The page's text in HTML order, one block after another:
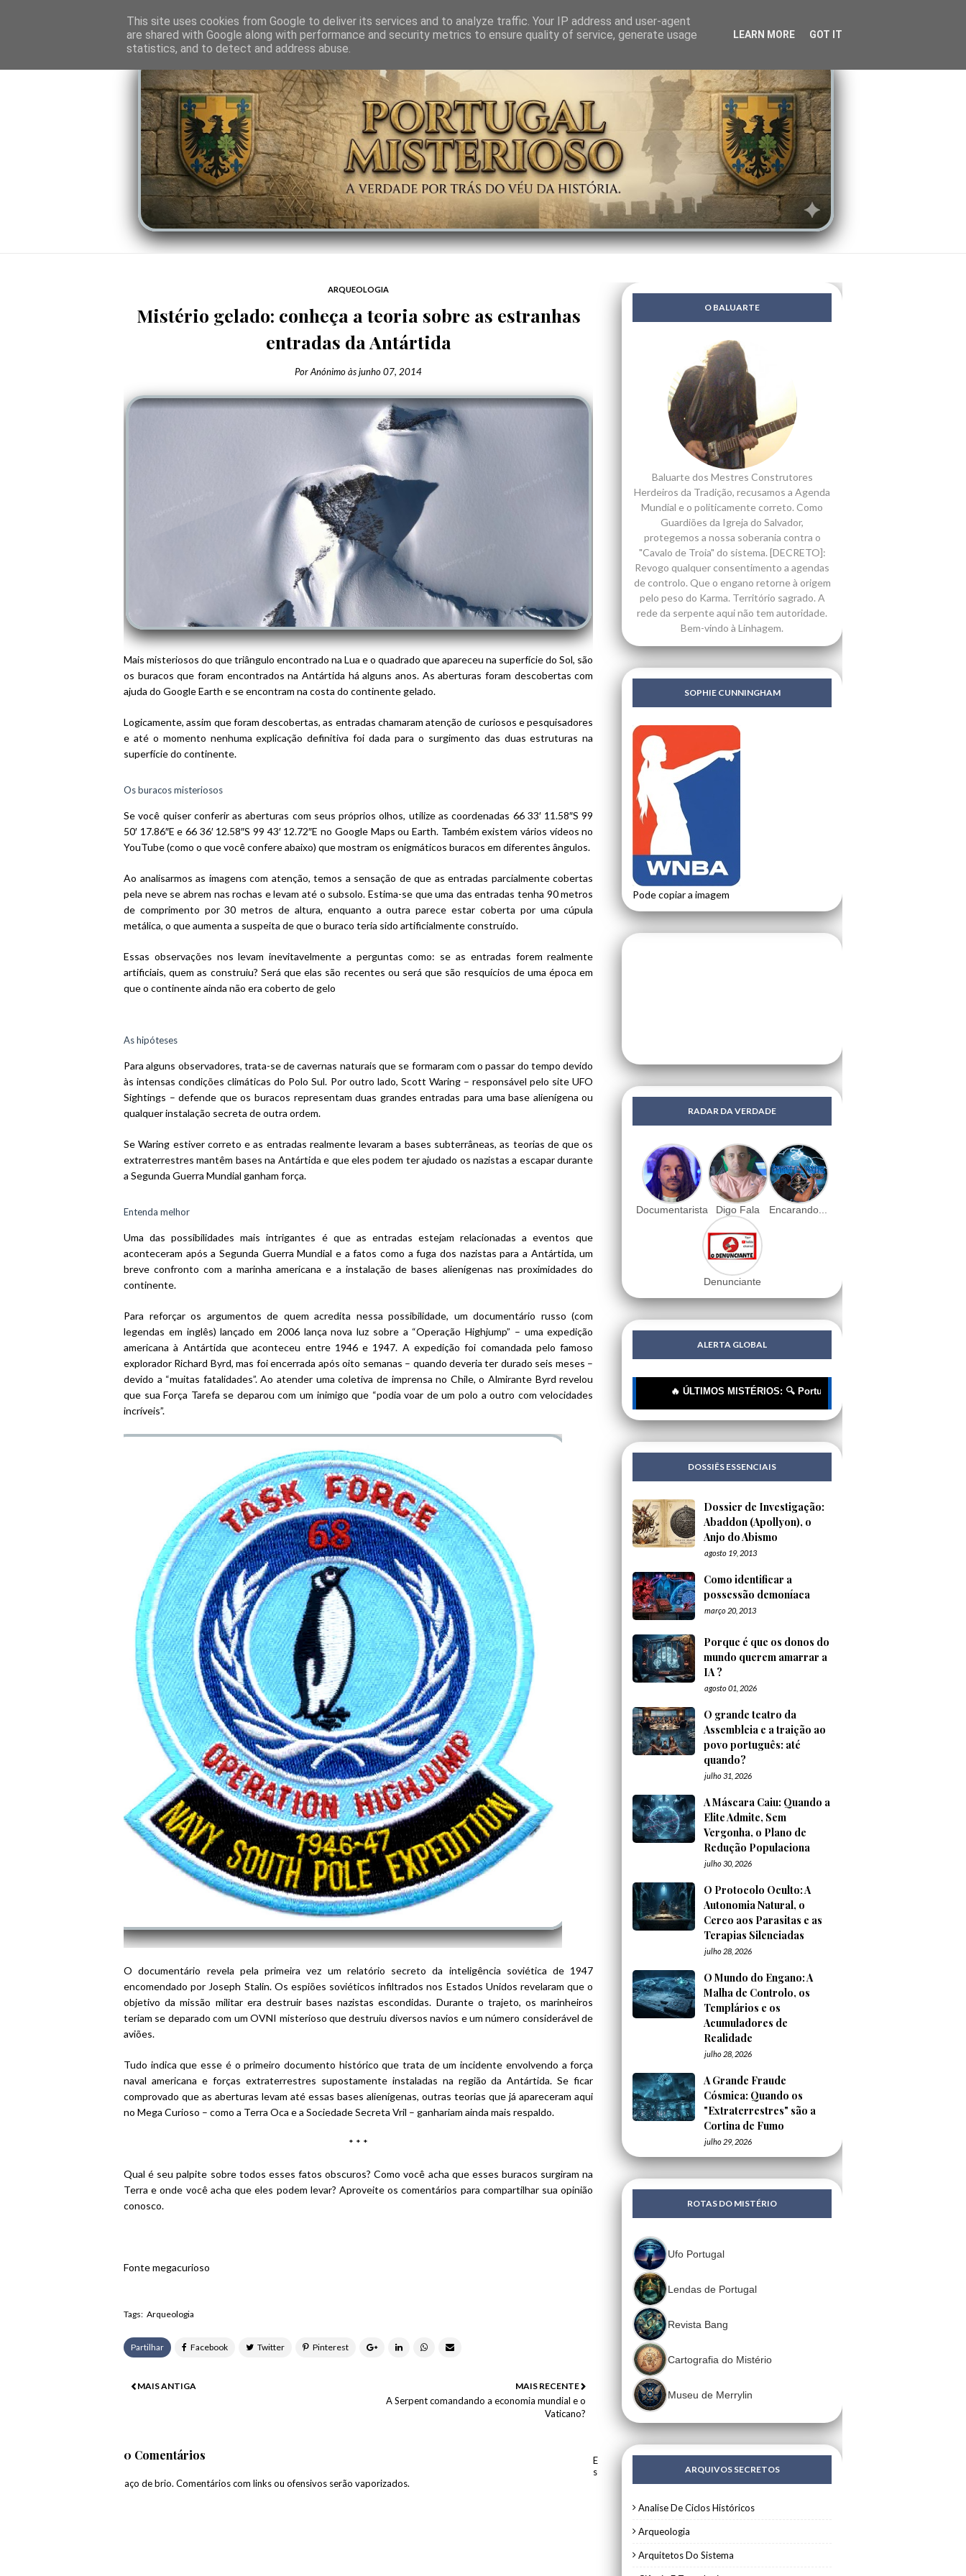
O PORTAL SOMBRAS DO PODER LINHAGEM SABEDORIA CIÊNCIA DO INVISÍVEL CONTRA-PODER ANJOS LENDAS
ARQUEOLOGIA
Mistério gelado: conheça a teoria sobre as estranhas
entradas da Antártida
PorAnónimoàsjunho 07, 2014
Mais misteriosos do que triângulo encontrado na Lua e o quadrado que apareceu na superfície do Sol, são
os buracos que foram encontrados na Antártida há alguns anos. As aberturas foram descobertas com
ajuda do Google Earth e se encontram na costa do continente gelado.
Logicamente, assim que foram descobertas, as entradas chamaram atenção de curiosos e pesquisadores
e até o momento nenhuma explicação definitiva foi dada para o surgimento das duas estruturas na
superfície do continente.
Os buracos misteriosos
Se você quiser conferir as aberturas com seus próprios olhos, utilize as coordenadas 66 33′ 11.58″S 99
50′ 17.86″E e66 36′ 12.58″S 99 43′ 12.72″E no Google Maps ou Earth. Também existem vários vídeos no
YouTube (como o que você confere abaixo) que mostram os enigmáticos buracos em diferentes ângulos.
Ao analisarmos as imagens com atenção, temos a sensação de que as entradas parcialmente cobertas
pela neve se abrem nas rochas e levam até o subsolo. Estima-se que uma das entradas tenha 90 metros
de comprimento por 30 metros de altura, enquanto a outra parece estar coberta por uma cúpula
metálica, o que aumenta a suspeita de que o buraco teria sido artificialmente construído.
Essas observações nos levam inevitavelmente a perguntas como: se as entradas forem realmente
artificiais, quem as construiu? Será que elas são recentes ou será que são resquícios de uma época em
que o continente ainda não era coberto de gelo
As hipóteses
Para alguns observadores, trata-se de cavernas naturais que se formaram com o passar do tempo devido
às intensas condições climáticas do Polo Sul. Por outro lado, Scott Waring – responsável pelo site UFO
Sightings – defende que os buracos representam duas grandes entradas para uma base alienígena ou
qualquer instalação secreta de outra ordem.
Se Waring estiver correto e as entradas realmente levaram a bases subterrâneas, as teorias de que os
extraterrestres mantêm bases na Antártida e que eles podem ter ajudado os nazistas a escapar durante
a Segunda Guerra Mundial ganham força.
Entenda melhor
Uma das possibilidades mais intrigantes é que as entradas estejam relacionadas a eventos que
aconteceram após a Segunda Guerra Mundial e a fatos como a fuga dos nazistas para a Antártida, um
breve confronto com a marinha americana e a instalação de bases alienígenas nas proximidades do
continente.
Para reforçar os argumentos de quem acredita nessa possibilidade, um documentário russo (com
legendas em inglês) lançado em 2006 lança nova luz sobre a “Operação Highjump” – uma expedição
americana à Antártida que aconteceu entre 1946 e 1947. A expedição foi comandada pelo famoso
explorador Richard Byrd, mas foi encerrada após oito semanas – quando deveria ter durado seis meses –
devido a “muitas fatalidades”. Ao atender uma coletiva de imprensa no Chile, o Almirante Byrd revelou
que sua Força Tarefa se deparou com um inimigo que “podia voar de um polo a outro com velocidades
incríveis”.
O documentário revela pela primeira vez um relatório secreto da inteligência soviética de 1947
encomendado por Joseph Stalin. Os espiões soviéticos infiltrados nos Estados Unidos revelaram que o
objetivo da missão militar era destruir bases nazistas escondidas. Durante o trajeto, os marinheiros
teriam se deparado com um OVNI misterioso que destruiu diversos navios e um número considerável de
aviões.
Tudo indica que esse é o primeiro documento histórico que trata de um incidente envolvendo a força
naval americana e forças extraterrestres supostamente instaladas na região da Antártida. Se ficar
comprovado que as aberturas levam até essas bases alienígenas, outras teorias que já apareceram aqui
no Mega Curioso – como a Terra Oca e a Sociedade Secreta Vril – ganhariam ainda mais respaldo.
* * *
Qual é seu palpite sobre todos esses fatos obscuros? Como você acha que esses buracos surgiram na
Terra e onde você acha que eles podem levar? Aproveite os comentários para compartilhar sua opinião
conosco.
Fonte megacurioso
Tags: Arqueologia
Partilhar
MAIS RECENTE
A Serpent comandando a economia mundial e o
Vaticano?
MAIS ANTIGA
0 Comentários
E
s
paço de brio. Comentários com links ou ofensivos serão vaporizados.
O BALUARTE
Baluarte dos Mestres Construtores
Herdeiros da Tradição, recusamos a Agenda
Mundial e o politicamente correto. Como
Guardiões da Igreja do Salvador,
protegemos a nossa soberania contra o
"Cavalo de Troia" do sistema. [DECRETO]:
Revogo qualquer consentimento a agendas
de controlo. Que o engano retorne à origem
pelo peso do Karma. Território sagrado. A
rede da serpente aqui não tem autoridade.
Bem-vindo à Linhagem.
SOPHIE CUNNINGHAM
Pode copiar a imagem
RADAR DA VERDADE
Documentarista Digo Fala Encarando...
Denunciante
ALERTA GLOBAL
🔥 ÚLTIMOS MISTÉRIOS: 🔍 Portugueses: A Corrente Invisível que nos
DOSSIÊS ESSENCIAIS
Dossier de Investigação:
Abaddon (Apollyon), o
Anjo do Abismo
agosto 19, 2013
Como identificar a
possessão demoníaca
março 20, 2013
Porque é que os donos do
mundo querem amarrar a
IA ?
agosto 01, 2026
O grande teatro da
Assembleia e a traição ao
povo português: até
quando?
julho 31, 2026
A Máscara Caiu: Quando a
Elite Admite, Sem
Vergonha, o Plano de
Redução Populaciona
julho 30, 2026
O Protocolo Oculto: A
Autonomia Natural, o
Cerco aos Parasitas e as
Terapias Silenciadas
julho 28, 2026
O Mundo do Engano: A
Malha de Controlo, os
Templários e os
Acumuladores de
Realidade
julho 28, 2026
A Grande Fraude
Cósmica: Quando os
"Extraterrestres" são a
Cortina de Fumo
julho 29, 2026
ROTAS DO MISTÉRIO
Ufo Portugal
Lendas de Portugal
Revista Bang
Cartografia do Mistério
Museu de Merrylin
ARQUIVOS SECRETOS
Analise De Ciclos Históricos
Arqueologia
Arquitetos Do Sistema
This site uses cookies from Google to deliver its services and to analyze traffic. Your IP address and user-agent
are shared with Google along with performance and security metrics to ensure quality of service, generate usage
statistics, and to detect and address abuse.
LEARN MORE GOT IT